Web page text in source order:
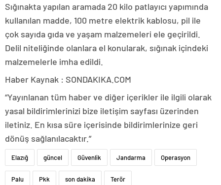
Sığınakta yapılan aramada 20 kilo patlayıcı yapımında
kullanılan madde, 100 metre elektrik kablosu, pil ile
çok sayıda gıda ve yaşam malzemeleri ele geçirildi.
Delil niteliğinde olanlara el konularak, sığınak içindeki
malzemelerle imha edildi.
Haber Kaynak : SONDAKIKA.COM
“Yayınlanan tüm haber ve diğer içerikler ile ilgili olarak
yasal bildirimlerinizi bize iletişim sayfası üzerinden
iletiniz. En kısa süre içerisinde bildirimlerinize geri
dönüş sağlanılacaktır.”
Elazığ güncel Güvenlik Jandarma Operasyon
Palu Pkk son dakika Terör